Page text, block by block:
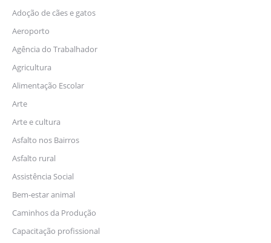
Adoção de cães e gatos
Aeroporto
Agência do Trabalhador
Agricultura
Alimentação Escolar
Arte
Arte e cultura
Asfalto nos Bairros
Asfalto rural
Assistência Social
Bem-estar animal
Caminhos da Produção
Capacitação profissional